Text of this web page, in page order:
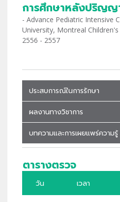
การศึกษาหลังปริญญ
- Advance Pediatric Intensive
University, Montreal
2556 - 2557
ประสบการณ์ในการรักษา
ผลงานทางวิชาการ
บทความและการเผยแพร่ความรู้
ตารางตรวจ
วัน เวลา